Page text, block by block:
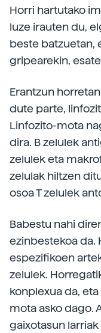
Horri hartutako
luze irauten du,
beste batzuetan,
gripearekin,
Erantzun
dute parte,
Linfozito-mota
dira. B zelulek
zelulek eta
zelulak hiltzen
osoa T zelulek
Babestu nahi
ezinbestekoa da.
espezifikoen
zelulek.
konplexua da,
mota asko dago.
gaixotasun